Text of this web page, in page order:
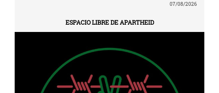
07/08/2026
ESPACIO LIBRE DE APARTHEID